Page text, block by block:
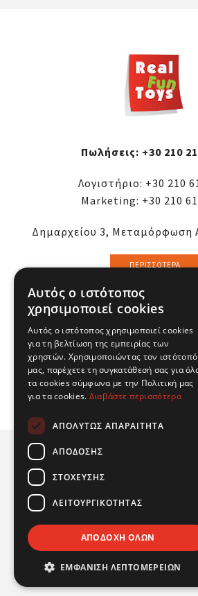
Πωλήσεις: +30 210
Λογιστήριο: +30 210
Marketing: +30 210
Δημαρχείου 3, Μεταμόρφωση
ΠΕΡΙΣΣΌΤΕΡΑ
ΕΜΕΙΣ
ΕΣΕΙΣ
Powered byRadicode
Αυτός ο ιστότοπος
χρησιμοποιεί cookies
Αυτός ο ιστότοπος χρησιμοποιεί cookies
για τη βελτίωση της εμπειρίας των
χρηστών. Χρησιμοποιώντας τον ιστότοπό
μας, παρέχετε τη συγκατάθεσή σας για
τα cookies σύμφωνα με την Πολιτική μας
για τα cookies. Διαβάστε περισσότερα
ΑΠΟΛΎΤΩΣ ΑΠΑΡΑΊΤΗΤΑ
ΑΠΌΔΟΣΗΣ
ΣΤΌΧΕΥΣΗΣ
ΛΕΙΤΟΥΡΓΙΚΌΤΗΤΑΣ
ΑΠΟΔΟΧΉ ΌΛΩΝ
ΕΜΦΆΝΙΣΗ ΛΕΠΤΟΜΕΡΕΙΏΝ